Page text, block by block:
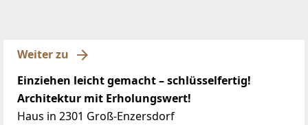
Weiter zu
Einziehen leicht gemacht – schlüsselfertig!
Architektur mit Erholungswert!
Haus in 2301 Groß-Enzersdorf